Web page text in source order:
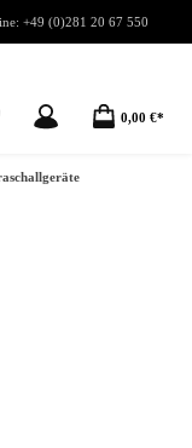
+49 (0)281 20 67 550
0,00 €*